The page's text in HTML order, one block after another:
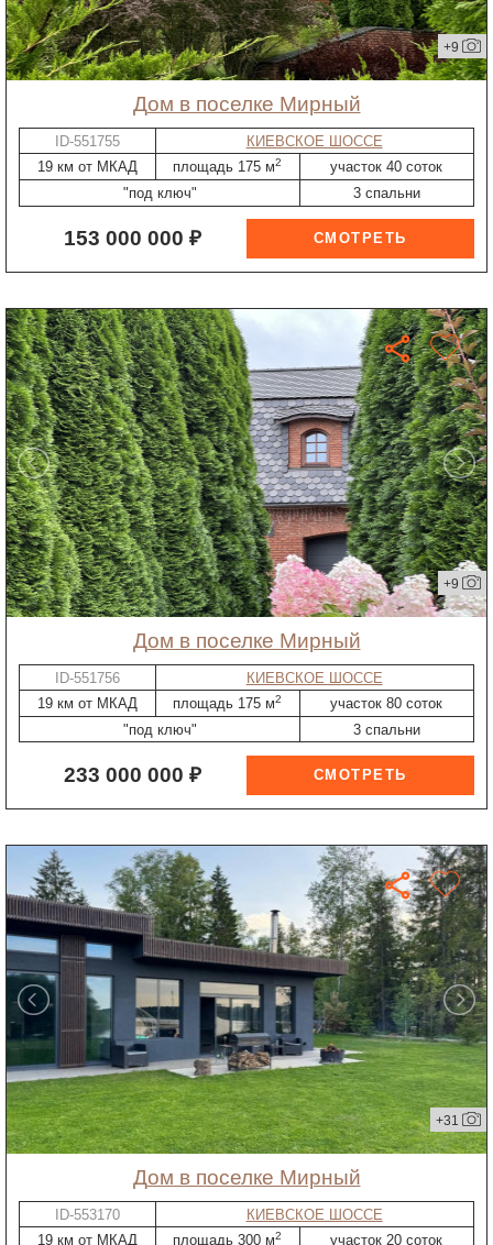
+9
дом в поселке Мирный
ID-551755
КИЕВСКОЕ ШОССЕ
19 км от МКАД
площадь 175 м2
участок 40 соток
"под ключ"
3 спальни
153 000 000 ₽
+9
дом в поселке Мирный
ID-551756
КИЕВСКОЕ ШОССЕ
19 км от МКАД
площадь 175 м2
участок 80 соток
"под ключ"
3 спальни
233 000 000 ₽
+31
дом в поселке Мирный
ID-553170
КИЕВСКОЕ ШОССЕ
19 км от МКАД
площадь 300 м2 участок 20 соток